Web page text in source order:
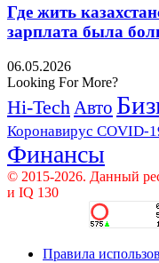
Где жить
зарплата была
06.05.2026
Looking For More?
Hi-Tech Авто
Коронавирус COVID-
Финансы
© 2015-2026. Данный
и IQ 130
Правила